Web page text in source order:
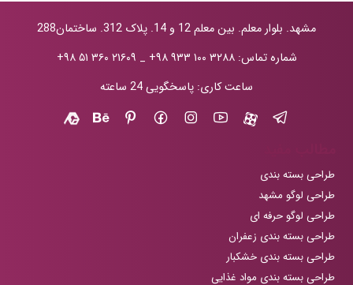
مشهد. بلوار معلم. بین معلم 12 و 14. پلاک 312. ساختمان288
شماره تماس:+۹۸ ۹۳۳ ۱۰۰ ۳۲۸۸ _ +۹۸ ۵۱ ۳۶۰ ۲۱۶۰۹
ساعت کاری: پاسخگویی 24 ساعته
طراحی بسته بندی
طراحی لوگو مشهد
طراحی لوگو حرفه ای
طراحی بسته بندی زعفران
طراحی بسته بندی خشکبار
طراحی بسته بندی مواد غذایی